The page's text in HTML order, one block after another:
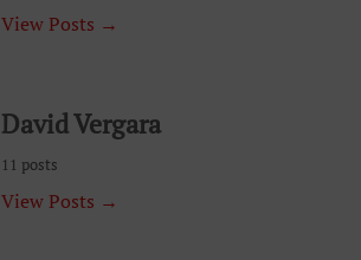
View Posts →
David Vergara
11 posts
View Posts →